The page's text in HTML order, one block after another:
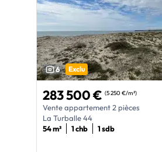
6 Exclu
283 500 € (5 250 €/m²)
Vente appartement 2 pièces
La Turballe 44
54 m²
1 chb 1 sdb